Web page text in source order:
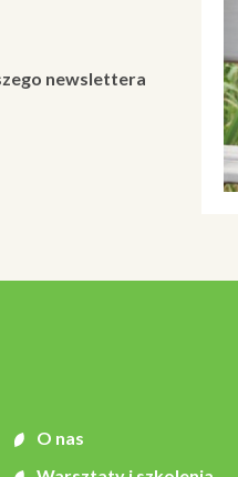
newslettera
O nas